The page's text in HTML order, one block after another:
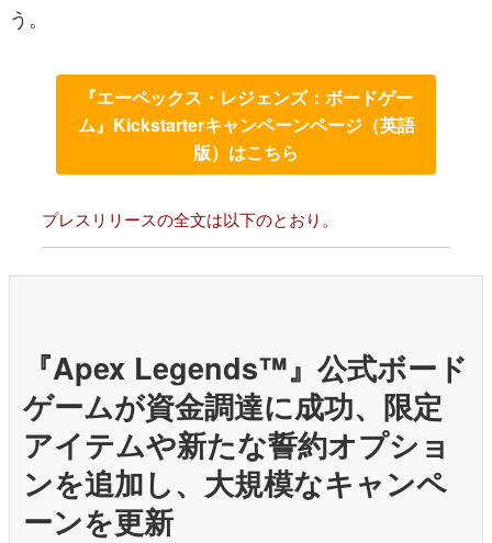
う。
『エーペックス・レジェンズ：ボードゲー
ム』Kickstarterキャンペーンページ（英語
版）はこちら
プレスリリースの全文は以下のとおり。
『Apex Legends™』公式ボード
ゲームが資金調達に成功、限定
アイテムや新たな誓約オプショ
ンを追加し、大規模なキャンペ
ーンを更新